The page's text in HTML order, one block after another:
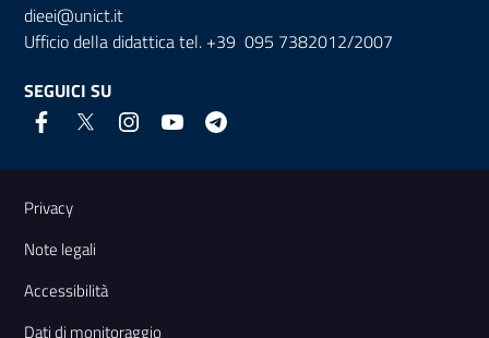
dieei@unict.it
Ufficio della didattica tel. +39 095 7382012/2007
SEGUICI SU
Link e informazioni utili
Privacy
Note legali
Accessibilità
Dati di monitoraggio